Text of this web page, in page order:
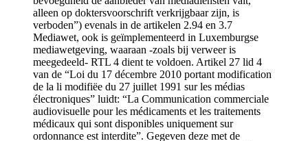
alleen op doktersvoorschrift verkrijgbaar zijn, is
verboden”) evenals in de artikelen 2.94 en 3.7
Mediawet, ook is geïmplementeerd in Luxemburgse
mediawetgeving, waaraan -zoals bij verweer is
meegedeeld- RTL 4 dient te voldoen. Artikel 27 lid 4
van de “Loi du 17 décembre 2010 portant modification
de la li modifiëe du 27 juillet 1991 sur les médias
électroniques” luidt: “La Communication commerciale
audiovisuelle pour les médicaments et les traitements
médicaux qui sont disponibles uniquement sur
ordonnance est interdite”. Gegeven deze met de